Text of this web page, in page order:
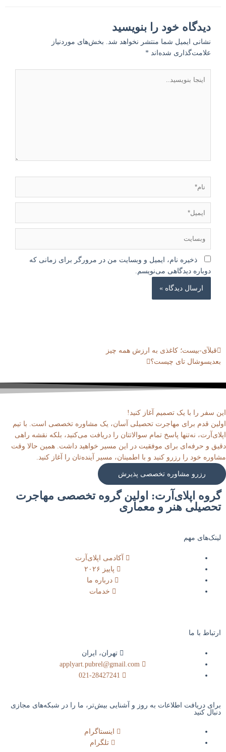
دیدگاه‌ خود را بنویسید
نشانی ایمیل شما منتشر نخواهد شد. بخش‌های موردنیاز
علامت‌گذاری شده‌اند *
بنویسید..
ذخیره نام، ایمیل و وبسایت من در مرورگر برای زمانی که
دوباره دیدگاهی می‌نویسم.
قبلی
قبلآی-بیست؛ کاغذی به ارزش همه چیز
بعدیسوشال تای چیست؟
بعدی
این سفر را با یک تصمیم آغاز کنید!
اولین قدم برای مهاجرت تحصیلی آسان، یک مشاوره تخصصی است. با تیم
اپلای‌آرت، نه‌تنها پاسخ تمام سوالاتتان را دریافت می‌کنید، بلکه نقشه راهی
دقیق و حرفه‌ای برای موفقیت در این مسیر خواهید داشت. همین حالا وقت
مشاوره خود را رزرو کنید و با اطمینان، مسیر آینده‌تان را آغاز کنید.
رزرو مشاوره تخصصی پذیرش
گروه اپلای‌آرت: اولین گروه تخصصی مهاجرت
تحصیلی هنر و معماری
لینک‌های مهم
آکادمی اپلای‌آرت
پاییز ۲۰۲۶
درباره ما
خدمات
ارتباط با ما​
تهران، ایران
applyart.pubrel@gmail.com
021-28427241
برای دریافت اطلاعات به روز و آشنایی بیش‌تر، ما را در شبکه‌های مجازی
دنبال کنید
اینستاگرام
تلگرام